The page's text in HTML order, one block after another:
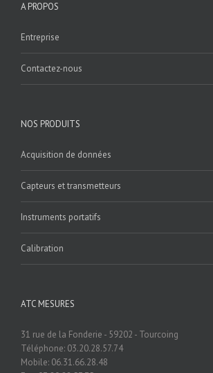
A PROPOS
Entreprise
Contactez-nous
NOS PRODUITS
Acquisition de données
Capteurs et transmetteurs
Instruments portatifs
Calibration
ATC MESURES
31 rue de la Fonderie - 59202 - Tourcoing
Téléphone: 03.20.28.57.74
Mobile: 06.31.66.28.48